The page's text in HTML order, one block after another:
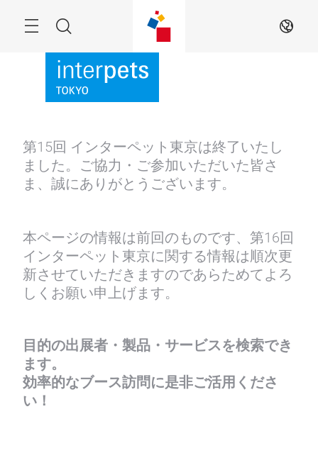
Search JA
第15回 インターペット東京は終了いたし
ました。ご協力・ご参加いただいた皆さ
ま、誠にありがとうございます。
本ページの情報は前回のものです、第16回
インターペット東京に関する情報は順次更
新させていただきますのであらためてよろ
しくお願い申上げます。
目的の出展者・製品・サービスを検索でき
ます。
効率的なブース訪問に是非ご活用くださ
い！